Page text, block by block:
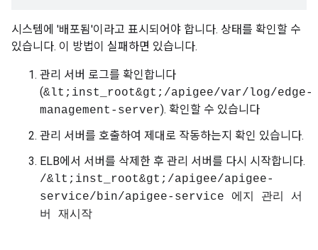
시스템에 '배포됨'이라고 표시되어야 합니다. 상태를 확인할 수
있습니다. 이 방법이 실패하면 있습니다.
관리 서버 로그를 확인합니다
(&lt;inst_root&gt;/apigee/var/log/edge-
management-server). 확인할 수 있습니다
관리 서버를 호출하여 제대로 작동하는지 확인 있습니다.
ELB에서 서버를 삭제한 후 관리 서버를 다시 시작합니다.
/&lt;inst_root&gt;/apigee/apigee-
service/bin/apigee-service 에지 관리 서
버 재시작